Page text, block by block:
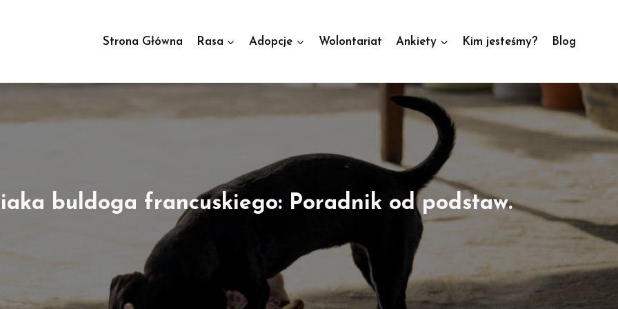
Strona Główna Rasa Adopcje Wolontariat Ankiety Kim jesteśmy? Blog
buldoga francuskiego: Poradnik od podstaw.